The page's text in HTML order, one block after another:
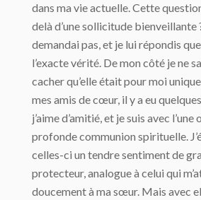
dans ma vie actuelle. Cette
delà d’une sollicitude bienveillante
demandai pas, et je lui répondis
l’exacte vérité. De mon côté je ne
cacher qu’elle était pour moi
mes amis de cœur, il y a eu
j’aime d’amitié, et je suis avec l’une
profonde communion spirituelle.
celles-ci un tendre sentiment de
protecteur, analogue à celui qui
doucement à ma sœur. Mais avec